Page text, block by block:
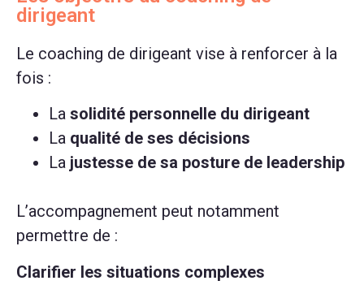
dirigeant
Le coaching de dirigeant vise à renforcer à la
fois :
La solidité personnelle du dirigeant
La qualité de ses décisions
La justesse de sa posture de leadership
L’accompagnement peut notamment
permettre de :
Clarifier les situations complexes